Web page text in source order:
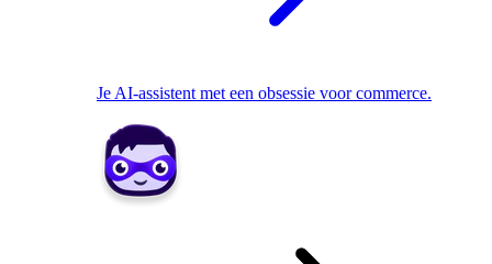
Je AI-assistent met een obsessie voor commerce.